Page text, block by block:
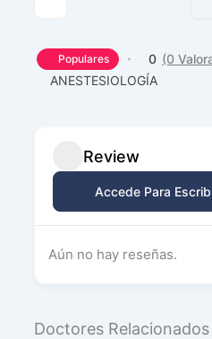
Populares 0 (0
ANESTESIOLOGÍA
Review
Accede Para
Aún no hay reseñas.
Doctores Relacionados